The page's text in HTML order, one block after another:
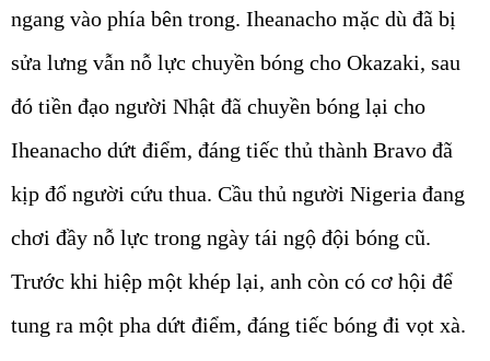
ngang vào phía bên trong. Iheanacho mặc dù đã bị
sửa lưng vẫn nỗ lực chuyền bóng cho Okazaki, sau
đó tiền đạo người Nhật đã chuyền bóng lại cho
Iheanacho dứt điểm, đáng tiếc thủ thành Bravo đã
kịp đổ người cứu thua. Cầu thủ người Nigeria đang
chơi đầy nỗ lực trong ngày tái ngộ đội bóng cũ.
Trước khi hiệp một khép lại, anh còn có cơ hội để
tung ra một pha dứt điểm, đáng tiếc bóng đi vọt xà.